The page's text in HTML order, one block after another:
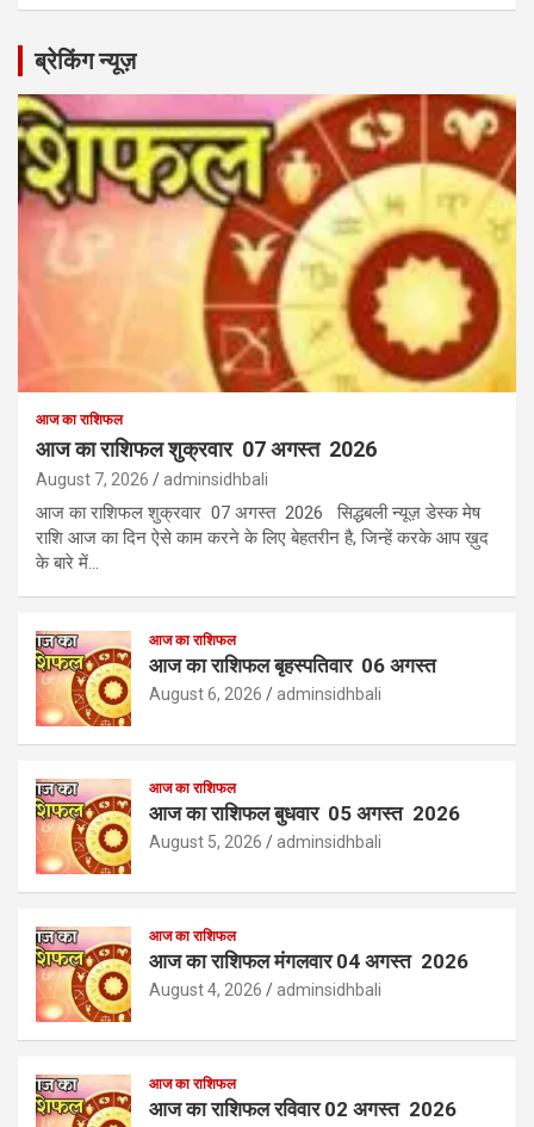
ब्रेकिंग न्यूज़
आज का राशिफल
आज का राशिफल शुक्रवार 07 अगस्त 2026
August 7, 2026 adminsidhbali
आज का राशिफल शुक्रवार 07 अगस्त 2026 सिद्धबली न्यूज़ डेस्क मेष
राशि आज का दिन ऐसे काम करने के लिए बेहतरीन है, जिन्हें करके आप ख़ुद
के बारे में…
आज का राशिफल
आज का राशिफल बृहस्पतिवार 06 अगस्त
August 6, 2026 adminsidhbali
आज का राशिफल
आज का राशिफल बुधवार 05 अगस्त 2026
August 5, 2026 adminsidhbali
आज का राशिफल
आज का राशिफल मंगलवार 04 अगस्त 2026
August 4, 2026 adminsidhbali
आज का राशिफल
आज का राशिफल रविवार 02 अगस्त 2026